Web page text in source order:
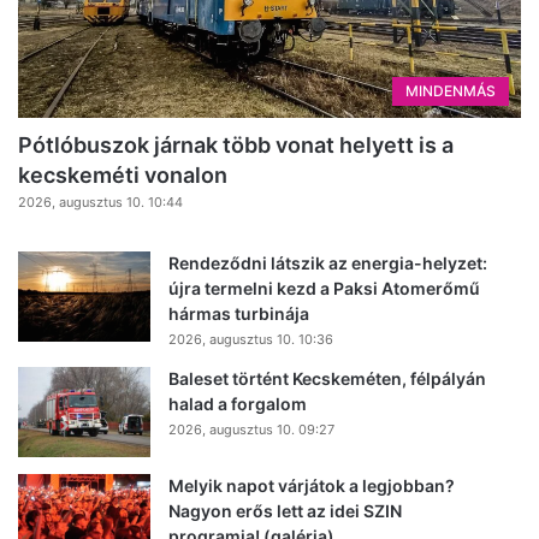
MINDENMÁS
Pótlóbuszok járnak több vonat helyett is a
kecskeméti vonalon
2026, augusztus 10. 10:44
Rendeződni látszik az energia-helyzet:
újra termelni kezd a Paksi Atomerőmű
hármas turbinája
2026, augusztus 10. 10:36
Baleset történt Kecskeméten, félpályán
halad a forgalom
2026, augusztus 10. 09:27
Melyik napot várjátok a legjobban?
Nagyon erős lett az idei SZIN